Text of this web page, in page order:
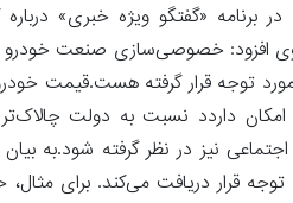
برنامه «گفتگو ویژه خبری»
افزود: خصوصی‌سازی صنعت خودرو
توجه قرار گرفته هست.قیمت
داردد نسبت به دولت
نیز در نظر گرفته شود.به